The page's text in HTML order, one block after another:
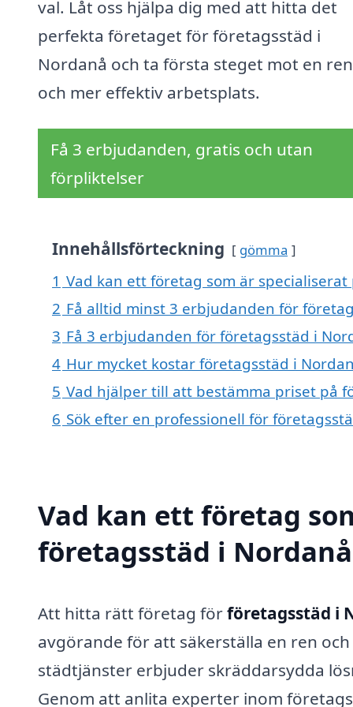
val. Låt oss hjälpa dig med att hitta det
perfekta företaget för företagsstäd i
Nordanå och ta första steget mot en
och mer effektiv arbetsplats.
Få 3 erbjudanden, gratis och utan
förpliktelser
Innehållsförteckning gömma
1 Vad kan ett företag som är
2 Få alltid minst 3 erbjudanden för
3 Få 3 erbjudanden för företagsstäd i
4 Hur mycket kostar företagsstäd i
5 Vad hjälper till att bestämma priset på
6 Sök efter en professionell för
Vad kan ett företag
företagsstäd i
Att hitta rätt företag förföretagsstäd i
avgörande för att säkerställa en ren
städtjänster erbjuder skräddarsydda
Genom att anlita experter inom